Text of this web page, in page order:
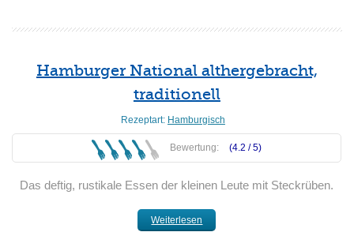
Hamburger National althergebracht,
traditionell
Rezeptart: Hamburgisch
Bewertung: (4.2 /5)
Das deftig, rustikale Essen der kleinen Leute mit Steckrüben.
Weiterlesen